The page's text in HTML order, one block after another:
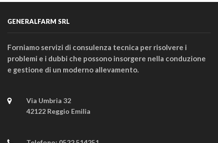
GENERALFARM SRL
Forniamo servizi di consulenza tecnica per risolvere i
problemi e i dubbi che possono insorgere nella conduzione
e gestione di un moderno allevamento.
Via Umbria 32
42122 Reggio Emilia